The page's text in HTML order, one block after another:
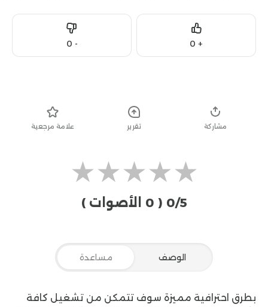
+
0
Like
-
0
Dislike
مشاركة تقرير علامة مرجعية
★
★
★
★
★
0/5 ( 0 الأصوات )
الوصف مساعدة
بطرق احترافية مميزة سوف تتمكن من تشغيل كافة